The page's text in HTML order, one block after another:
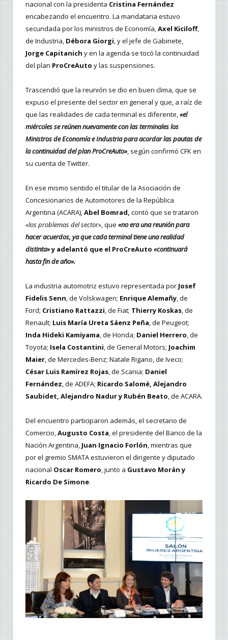
nacional con la presidenta Cristina Fernández
encabezando el encuentro. La mandataria estuvo
secundada por los ministros de Economía, Axel Kiciloff,
de Industria, Débora Giorgi , y el jefe de Gabinete,
Jorge Capitanich y en la agenda se tocó la continuidad
del plan ProCreAuto y las suspensiones.
Trascendió que la reunión se dio en buen clima, que se
expuso el presente del sector en general y que, a raíz de
que las realidades de cada terminal es diferente,«el
miércoles se reúnen nuevamente con las terminales los
Ministros de Economía e Industria para acordar las pautas de
la continuidad del plan ProCreAuto», según confirmó CFK en
su cuenta de Twitter.
En ese mismo sentido el titular de la Asociación de
Concesionarios de Automotores de la República
Argentina (ACARA),Abel Bomrad, contó que se trataron
«los problemas del sector», que «no era una reunión para
hacer acuerdos, ya que cada terminal tiene una realidad
distinta»y adelantó que el ProCreAuto «continuará
hasta fin de año».
La industria automotriz estuvo representada por Josef
Fidelis Senn, de Volskwagen; Enrique Alemañy, de
Ford; Cristiano Rattazzi, de Fiat; Thierry Koskas, de
Renault; Luis María Ureta Sáenz Peña, de Peugeot;
Inda Hideki Kamiyama, de Honda; Daniel Herrero, de
Toyota; Isela Costantini, de General Motors; Joachim
Maier, de Mercedes-Benz; Natale Rigano, de Iveco;
César Luis Ramírez Rojas, de Scania; Daniel
Fernández, de ADEFA; Ricardo Salomé, Alejandro
Saubidet, Alejandro Nadur y Rubén Beato, de ACARA.
Del encuentro participaron además, el secretario de
Comercio,Augusto Costa, el presidente del Banco de la
Nación Argentina, Juan Ignacio Forlón, mientras que
por el gremio SMATA estuvieron el dirigente y diputado
nacional Oscar Romero, junto a Gustavo Morán y
Ricardo De Simone.